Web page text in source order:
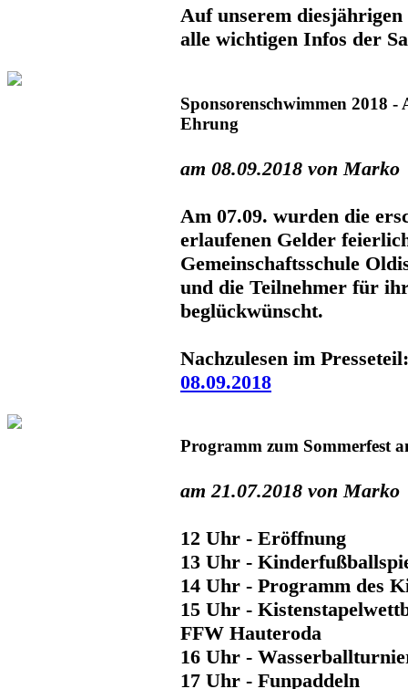
Auf unserem
alle wichtigen Infos der
Sponsorenschwimmen 2018
Ehrung
am 08.09.2018 von Marko
Am 07.09. wurden die
erlaufenen Gelder
Gemeinschaftsschule
und die Teilnehmer für
beglückwünscht.
Nachzulesen im
08.09.2018
Programm zum Sommerfest
am 21.07.2018 von Marko
12 Uhr - Eröffnung
13 Uhr -
14 Uhr - Programm des
15 Uhr -
FFW Hauteroda
16 Uhr -
17 Uhr - Funpaddeln